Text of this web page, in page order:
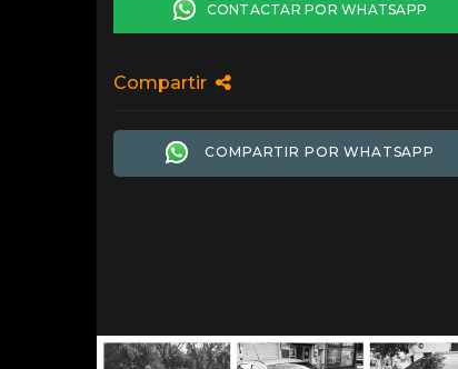
CONTACTAR POR WHATSAPP
Compartir
COMPARTIR POR WHATSAPP